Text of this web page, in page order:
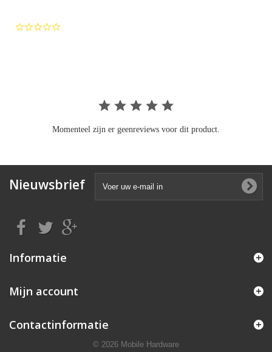
Momenteel zijn er geenreviews voor dit product.
Nieuwsbrief
Informatie
Mijn account
Contactinformatie
© 2026 Mobile Hardware